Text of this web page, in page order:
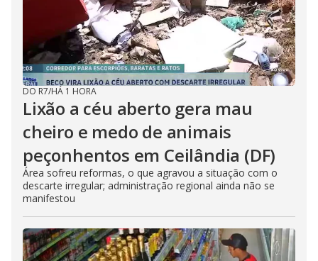
DO R7/HÁ 1 HORA
Lixão a céu aberto gera mau
cheiro e medo de animais
peçonhentos em Ceilândia (DF)
Área sofreu reformas, o que agravou a situação com o
descarte irregular; administração regional ainda não se
manifestou